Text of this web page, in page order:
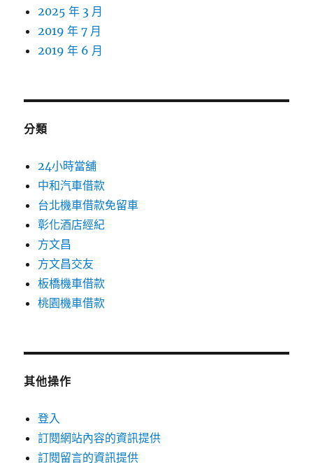
2025 年 3 月
2019 年 7 月
2019 年 6 月
分類
24小時當舖
中和汽車借款
台北機車借款免留車
彰化酒店經紀
方文昌
方文昌交友
板橋機車借款
桃園機車借款
其他操作
登入
訂閱網站內容的資訊提供
訂閱留言的資訊提供